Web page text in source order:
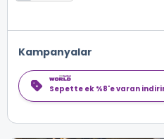
Kampanyalar
Sepette ek %8'e varan